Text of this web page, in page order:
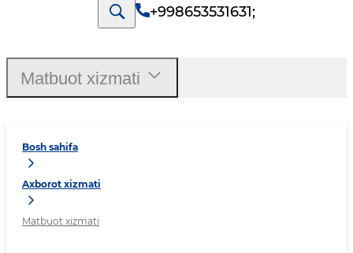
+998653531631;
Bosh sahifa
Axborot xizmati
Matbuot xizmati
Matbuot xizmati